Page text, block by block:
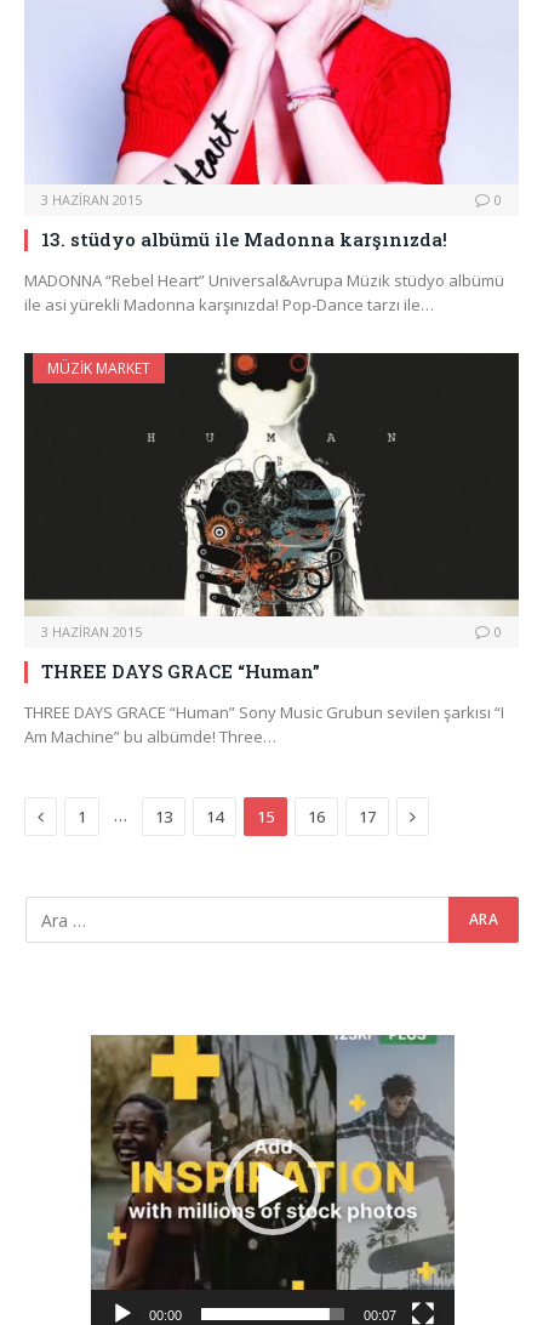
3 HAZIRAN 2015 0
13. stüdyo albümü ile Madonna karşınızda!
MADONNA “Rebel Heart” Universal&Avrupa Müzik stüdyo albümü
ile asi yürekli Madonna karşınızda! Pop-Dance tarzı ile…
MÜZIK MARKET
3 HAZIRAN 2015 0
THREE DAYS GRACE “Human”
THREE DAYS GRACE “Human” Sony Music Grubun sevilen şarkısı “I
Am Machine” bu albümde! Three…
Previous
1 … 13 14 15 16 17 Next
Video
oynatıcı
00:00 00:07